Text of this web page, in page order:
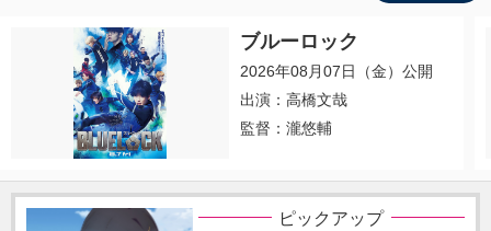
ブルーロック
2026年08月07日（金）公開
出演：高橋文哉
監督：瀧悠輔
ピックアップ